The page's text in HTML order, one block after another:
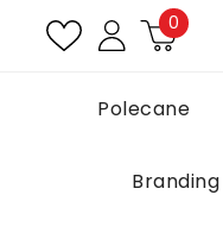
0
Polecane
Anuluj